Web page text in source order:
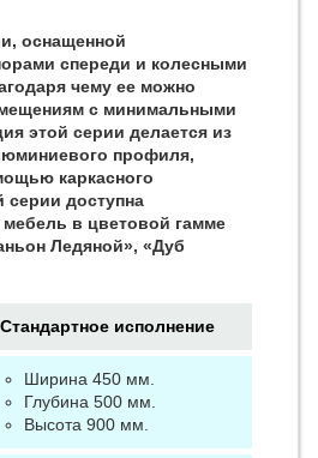
оснащенной
спереди и колесными
чему ее можно
с минимальными
этой серии делается из
профиля,
каркасного
серии доступна
в цветовой гамме
Ледяной», «Дуб
Стандартное исполнение
Ширина 450 мм.
Глубина 500 мм.
Высота 900 мм.